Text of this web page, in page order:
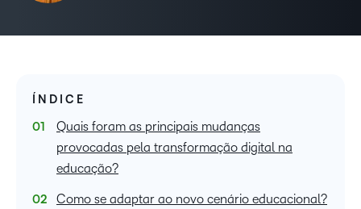
ÍNDICE
Quais foram as principais mudanças
provocadas pela transformação digital na
educação?
Como se adaptar ao novo cenário educacional?